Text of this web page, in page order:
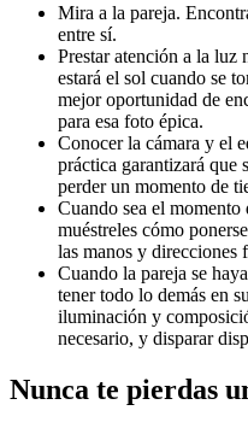
Mira a la pareja.
entre sí.
Prestar atención a la luz
estará el sol cuando se
mejor oportunidad de
para esa foto épica.
Conocer la cámara y el
práctica garantizará que
perder un momento de
Cuando sea el momento
muéstreles cómo
las manos y direcciones
Cuando la pareja se
tener todo lo demás en
iluminación y
necesario, y disparar
Nunca te pierdas